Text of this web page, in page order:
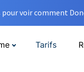
pour voir comment
Tarifs